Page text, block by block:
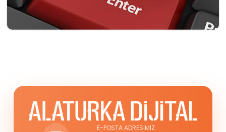
E-POSTA ADRESIMIZ